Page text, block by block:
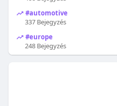
#automotive
337 Bejegyzés
#europe
248 Bejegyzés